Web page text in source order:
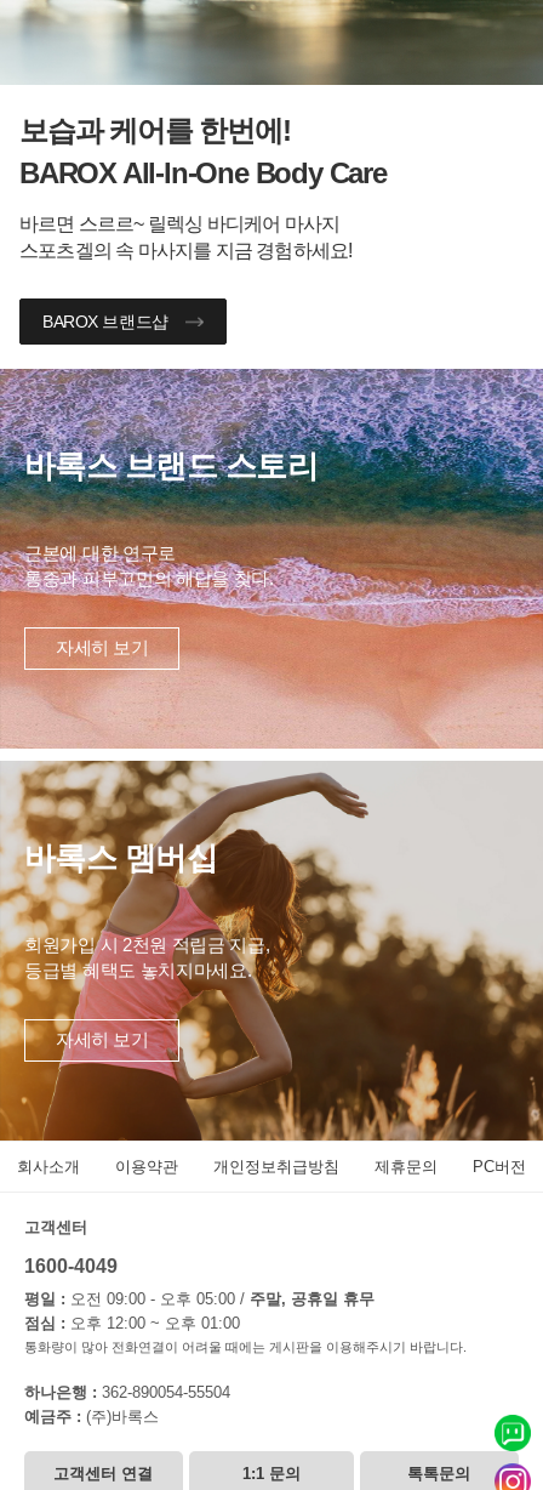
보습과 케어를 한번에!
BAROX All-In-One Body Care
바르면 스르르~ 릴렉싱 바디케어 마사지
스포츠겔의 속 마사지를 지금 경험하세요!
BAROX 브랜드샵
바록스 브랜드 스토리
근본에 대한 연구로
통증과 피부고민의 해답을 찾다.
자세히 보기
바록스 멤버십
회원가입 시 2천원 적립금 지급,
등급별 혜택도 놓치지마세요.
자세히 보기
회사소개 이용약관 개인정보취급방침 제휴문의 PC버전
고객센터
1600-4049
평일 : 오전 09:00 - 오후 05:00 / 주말, 공휴일 휴무
점심 : 오후 12:00 ~ 오후 01:00
통화량이 많아 전화연결이 어려울 때에는 게시판을 이용해주시기 바랍니다.
하나은행 : 362-890054-55504
예금주 : (주)바록스
고객센터 연결 1:1 문의 톡톡문의